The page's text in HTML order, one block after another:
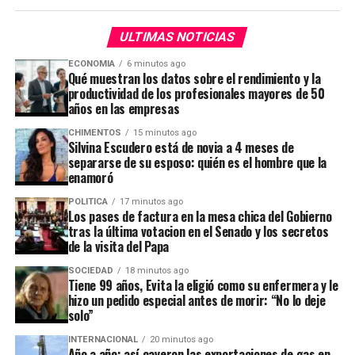
A la ecuación se le suma la fervorosa necesidad de los
eliminar o suspender las PASO
en la actualidad parece lejano, para evitar que la
oposición logre ordenarse. “Si no logramos eliminarlas,
le prendemos velas a Kicillof, el que más mide de
ellos, porquela gente no vota para atrás”, plantearon
desde el oficialismo.
Administración Nacional de Medicamentos,
Alimentos y Tecnología Médica (ANMAT)
reparticiones forman parte del organigrama del
Ministerio de Salud de la Nación.
ADVERTISEMENT
ULTIMAS NOTICIAS
ECONOMIA 6 minutos ago
Qué muestran los datos sobre el rendimiento y la
productividad de los profesionales mayores de 50
años en las empresas
CHIMENTOS 15 minutos ago
Silvina Escudero está de novia a 4 meses de
separarse de su esposo: quién es el hombre que la
enamoró
POLITICA 17 minutos ago
Los pases de factura en la mesa chica del Gobierno
tras la última votacion en el Senado y los secretos
de la visita del Papa
SOCIEDAD 18 minutos ago
Tiene 99 años, Evita la eligió como su enfermera y le
hizo un pedido especial antes de morir: “No lo deje
solo”
INTERNACIONAL 20 minutos ago